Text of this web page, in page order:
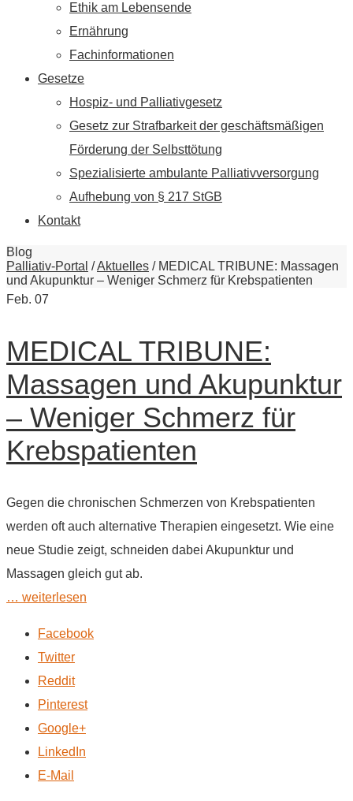
Ethik am Lebensende
Ernährung
Fachinformationen
Gesetze
Hospiz- und Palliativgesetz
Gesetz zur Strafbarkeit der geschäftsmäßigen
Förderung der Selbsttötung
Spezialisierte ambulante Palliativversorgung
Aufhebung von § 217 StGB
Kontakt
Blog
Palliativ-Portal /Aktuelles / MEDICAL TRIBUNE: Massagen
und Akupunktur – Weniger Schmerz für Krebspatienten
Feb. 07
MEDICAL TRIBUNE:
Massagen und Akupunktur
– Weniger Schmerz für
Krebspatienten
Gegen die chronischen Schmerzen von Krebspatienten
werden oft auch alternative Therapien eingesetzt. Wie eine
neue Studie zeigt, schneiden dabei Akupunktur und
Massagen gleich gut ab.
… weiterlesen
Facebook
Twitter
Reddit
Pinterest
Google+
LinkedIn
E-Mail